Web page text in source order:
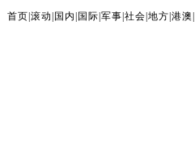
首页 滚动 国内 国际 军事 社会 地方 港澳